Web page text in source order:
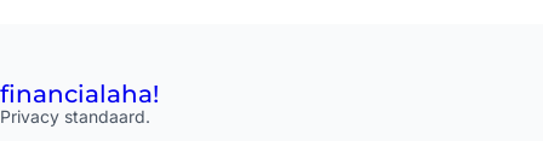
financialaha!
Privacy standaard.